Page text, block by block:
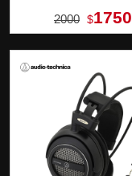
2000 $1750